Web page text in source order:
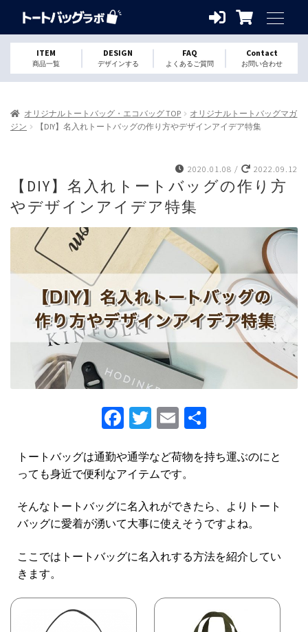
ITEM
商品一覧
DESIGN
デザインする
FAQ
よくあるご質問
Contact
お問い合わせ
オリジナルトートバッグ・エコバッグ TOP
オリジナルトートバッグマガ
ジン
【DIY】名入れトートバッグの作り方やデザインアイデア特集
2020.01.08 / 2022.09.12
【DIY】名入れトートバッグの作り方
やデザインアイデア特集
Fa
b
o
o
k
T
tt
er
E
ai ar
トートバッグは通勤や通学など荷物を持ち運ぶのにと
っても身近で便利なアイテムです。
そんなトートバッグに名入れができたら、よりトート
バッグに愛着が湧いて大事に使えそうですよね。
ここではトートバッグに名入れする方法を紹介してい
きます。